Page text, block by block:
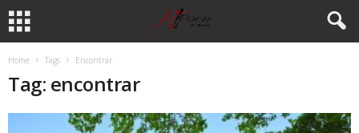
Home Tags Encontrar
Tag: encontrar